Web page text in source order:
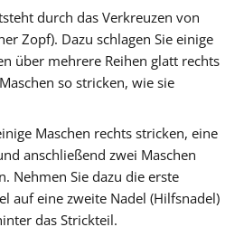
durch das Verkreuzen von
Zopf). Dazu schlagen Sie einige
über mehrere Reihen glatt rechts
so stricken, wie sie
Maschen rechts stricken, eine
anschließend zwei Maschen
Nehmen Sie dazu die erste
auf eine zweite Nadel (Hilfsnadel)
das Strickteil.